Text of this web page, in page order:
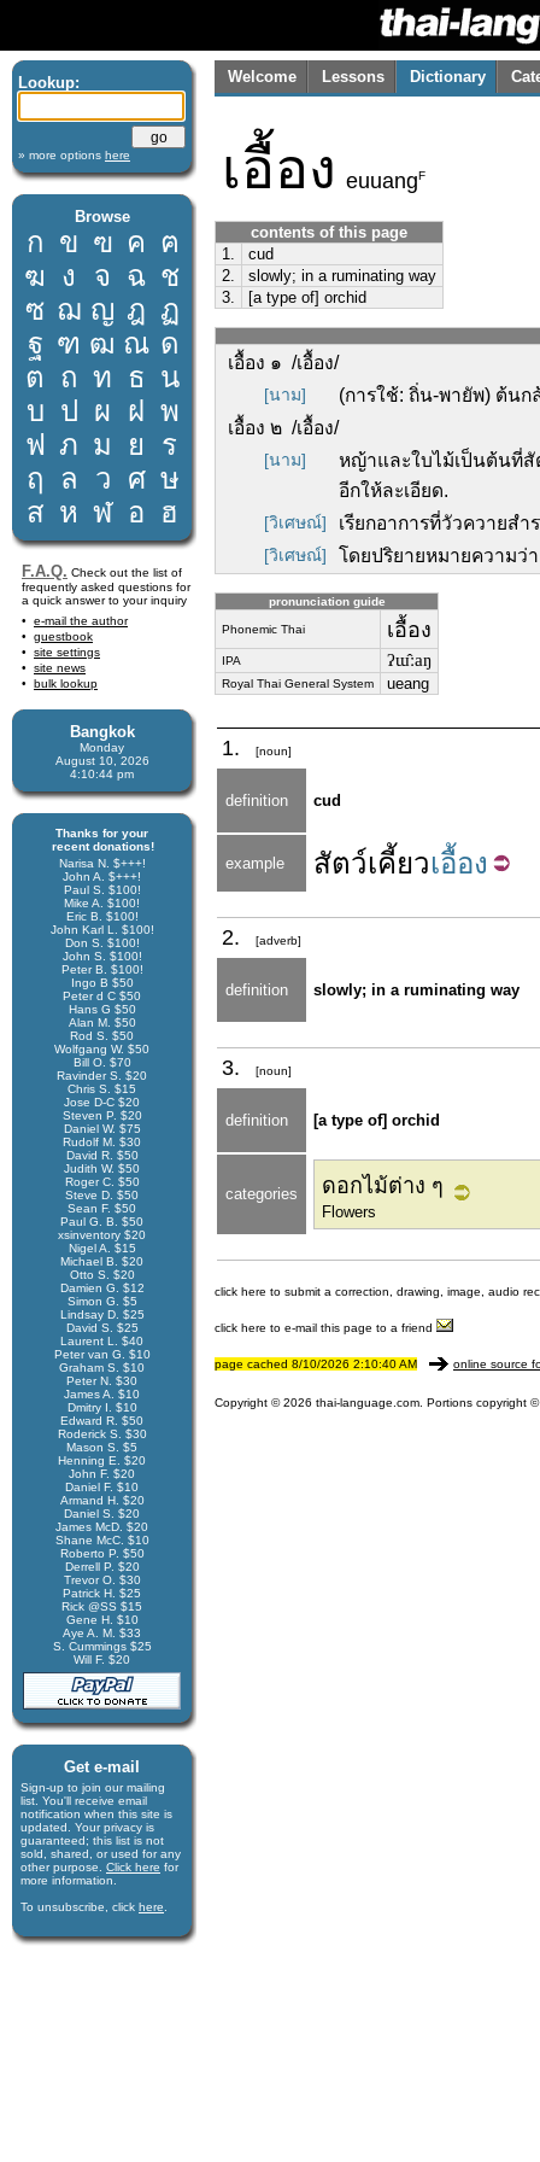
Lookup:
» more options here
Browse
ก ข ฃ ค ฅ
ฆ ง จ ฉ ช
ซ ฌ ญ ฎ ฏ
ฐ ฑ ฒ ณ ด
ต ถ ท ธ น
บ ป ผ ฝ พ
ฟ ภ ม ย
ร
ฤ
ล ว ศ ษ
ส ห ฬ อ ฮ
F.A.Q. Check out the list of
frequently asked questions for
a quick answer to your inquiry
e-mail the author
guestbook
site settings
site news
bulk lookup
Bangkok
Monday
August 10, 2026
4:10:45 pm
Thanks for your
recent donations!
Narisa N. $+++!
John A. $+++!
Paul S. $100!
Mike A. $100!
Eric B. $100!
John Karl L. $100!
Don S. $100!
John S. $100!
Peter B. $100!
Ingo B $50
Peter d C $50
Hans G $50
Alan M. $50
Rod S. $50
Wolfgang W. $50
Bill O. $70
Ravinder S. $20
Chris S. $15
Jose D-C $20
Steven P. $20
Daniel W. $75
Rudolf M. $30
David R. $50
Judith W. $50
Roger C. $50
Steve D. $50
Sean F. $50
Paul G. B. $50
xsinventory $20
Nigel A. $15
Michael B. $20
Otto S. $20
Damien G. $12
Simon G. $5
Lindsay D. $25
David S. $25
Laurent L. $40
Peter van G. $10
Graham S. $10
Peter N. $30
James A. $10
Dmitry I. $10
Edward R. $50
Roderick S. $30
Mason S. $5
Henning E. $20
John F. $20
Daniel F. $10
Armand H. $20
Daniel S. $20
James McD. $20
Shane McC. $10
Roberto P. $50
Derrell P. $20
Trevor O. $30
Patrick H. $25
Rick @SS $15
Gene H. $10
Aye A. M. $33
S. Cummings $25
Will F. $20
Get e-mail
Sign-up to join our mail­ing
list. You'll receive e­mail
notification when this site is
updated. Your privacy is
guaran­teed; this list is not
sold, shared, or used for any
other purpose. Click here for
more infor­mation.
To unsubscribe, click here
Welcome Lessons Dictionary
เอื้อง euuangF
contents of this page
1.
cud
2.
slowly; in a ruminating way
3.
[a type of] orchid
เอื้อง ๑ /เอื้อง/
[นาม]
(การใช้: ถิ่น-พายัพ) ต้นก
เอื้อง ๒ /เอื้อง/
[นาม]
หญ้าและใบไม้เป็นต้นที่สั
อีกให้ละเอียด.
[วิเศษณ์] เรียกอาการที่วัวควายสำ
[วิเศษณ์] โดยปริยายหมายความว่
pronunciation guide
Phonemic Thai เอื้อง
IPA ʔɯ̂ːaŋ
Royal Thai General System ueang
1. [noun]
definition cud
example สัตว์เคี้ยวเอื้อง
2. [adverb]
definition slowly; in a ruminating way
3. [noun]
definition [a type of] orchid
categories ดอกไม้ต่าง ๆ
Flowers
click here to submit a correction, drawing, image, audio
click here to e-mail this page to a friend
page cached 8/10/2026 2:10:40 AM online source
Copyright © 2026 thai-language.com. Portions copyright